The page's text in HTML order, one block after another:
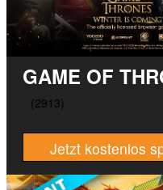
GAME OF
Jetzt kostenlos